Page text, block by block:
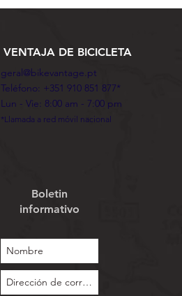
VENTAJA DE BICICLETA
geral@bikevantage.pt
Teléfono: +351 910 851 877*
Lun - Vie: 8:00 am - 7:00 pm
*Llamada a red móvil nacional
Boletin
informativo